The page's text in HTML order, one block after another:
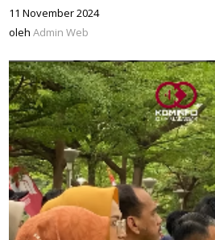
11 November 2024
oleh Admin Web